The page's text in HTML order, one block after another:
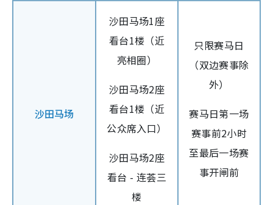
沙田马场
沙田马场1座
看台1楼（近
亮相圈）
沙田马场2座
看台1楼（近
公众席入口）
沙田马场2座
看台 - 连荟三
楼
只限赛马日
（双边赛事除
外）
赛马日第一场
赛事前2小时
至最后一场赛
事开闸前